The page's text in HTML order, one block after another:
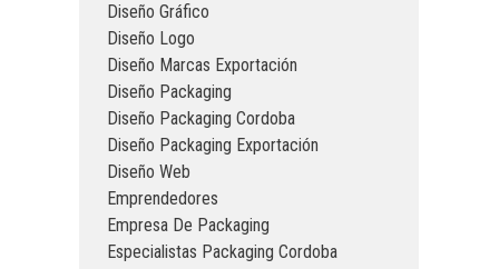
Diseño Gráfico
Diseño Logo
Diseño Marcas Exportación
Diseño Packaging
Diseño Packaging Cordoba
Diseño Packaging Exportación
Diseño Web
Emprendedores
Empresa De Packaging
Especialistas Packaging Cordoba